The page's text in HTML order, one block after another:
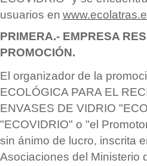
usuarios en
PRIMERA.- EMPRESA
PROMOCIÓN.
El organizador de la
ECOLÓGICA PARA EL
ENVASES DE VIDRIO
"ECOVIDRIO" o "el
sin ánimo de lucro, inscrita
Asociaciones del Ministerio